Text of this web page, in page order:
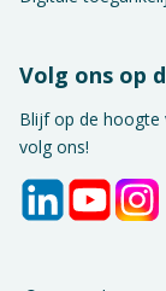
Volg ons op
Blijf op de hoogte
volg ons!